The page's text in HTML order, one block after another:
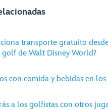
transporte gratuito
golf de Walt Disney World?
con comida y bebidas en
a los golfistas con otros